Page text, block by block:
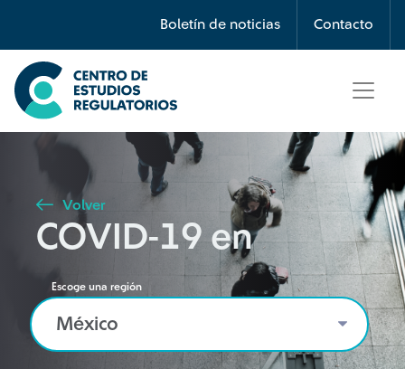
Boletín de noticias Contacto
Búsqueda
Seleccione país
Tipo de artículo
Buscar
Volver
COVID-19 en
Escoge una región